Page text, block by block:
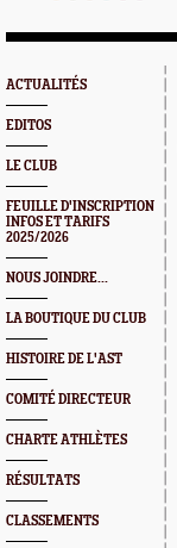
ACTUALITÉS
EDITOS
LE CLUB
FEUILLE D'INSCRIPTION
INFOS ET TARIFS
2025/2026
NOUS JOINDRE...
LA BOUTIQUE DU CLUB
HISTOIRE DE L'AST
COMITÉ DIRECTEUR
CHARTE ATHLÈTES
RÉSULTATS
CLASSEMENTS